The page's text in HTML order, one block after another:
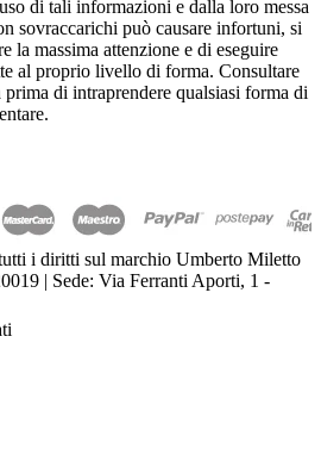
di tali informazioni e dalla loro messa
sovraccarichi può causare infortuni, si
la massima attenzione e di eseguire
al proprio livello di forma. Consultare
di intraprendere qualsiasi forma di
i diritti sul marchio Umberto Miletto
| Sede: Via Ferranti Aporti, 1 -